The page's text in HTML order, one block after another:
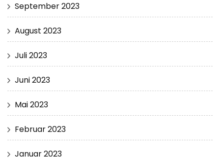
September 2023
August 2023
Juli 2023
Juni 2023
Mai 2023
Februar 2023
Januar 2023